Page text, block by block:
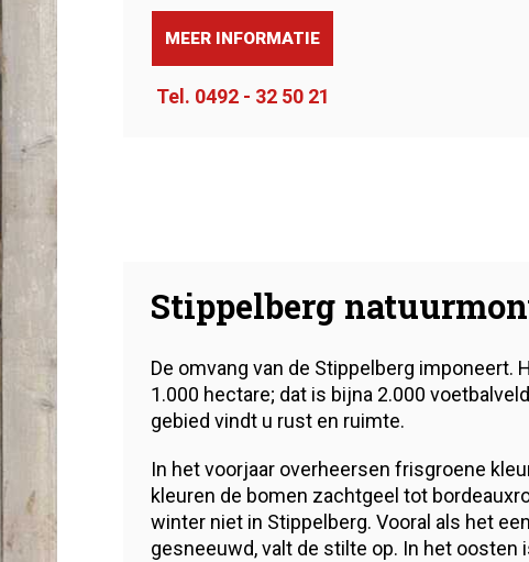
MEER INFORMATIE
Tel. 0492 - 32 50 21
Stippelberg
De omvang van de Stippelberg imponeert.
1.000 hectare; dat is bijna 2.000
gebied vindt u rust en ruimte.
In het voorjaar overheersen frisgroene
kleuren de bomen zachtgeel tot
winter niet in Stippelberg. Vooral als het
gesneeuwd, valt de stilte op. In het oosten